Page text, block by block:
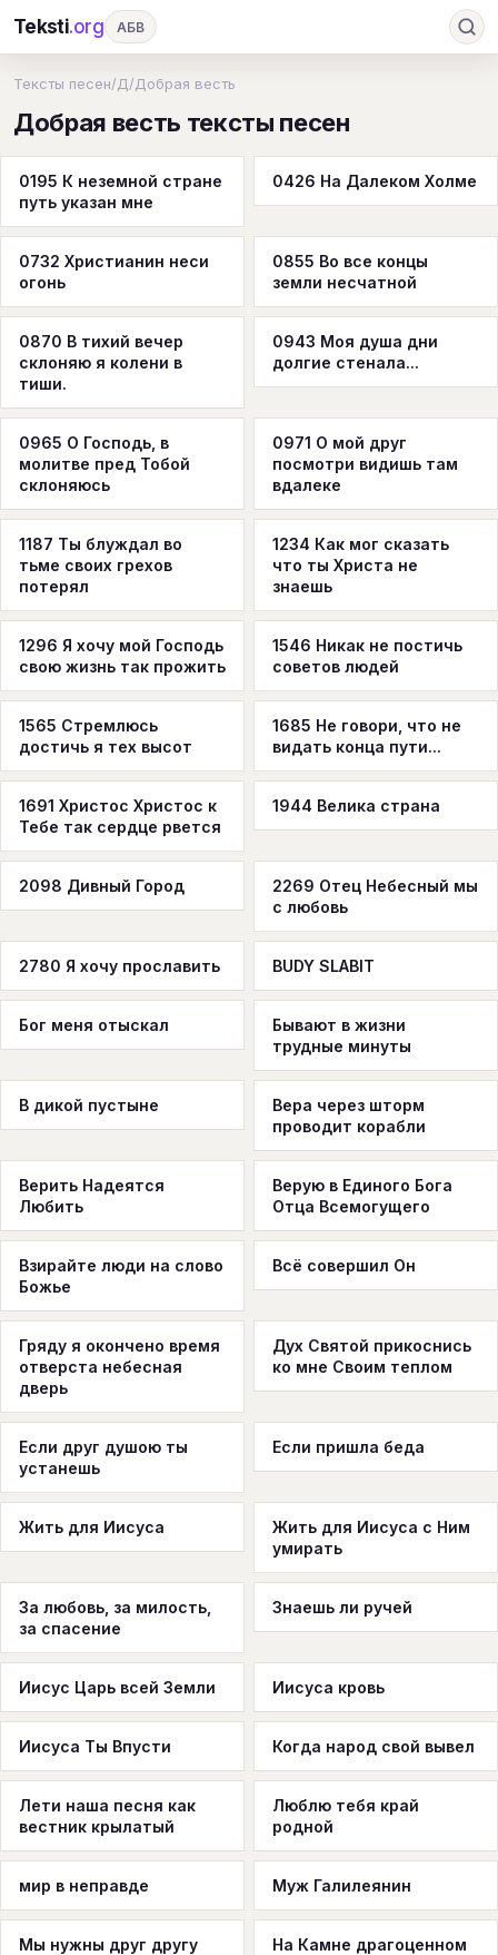
Teksti.org АБВ
И К Л М Н О
Т У Ф Х Ц Ч Ш Э Ю
Я En A C D E F G
H M
Z #
Тексты песен/Д/Добрая весть
Добрая весть тексты песен
0195 К неземной стране
путь указан мне
0426 На Далеком Холме
0732 Христианин неси
огонь
0855 Во все концы
земли несчатной
0870 В тихий вечер
склоняю я колени в
тиши.
0943 Моя душа дни
долгие стенала...
0965 О Господь, в
молитве пред Тобой
склоняюсь
0971 О мой друг
посмотри видишь там
вдалеке
1187 Ты блуждал во
тьме своих грехов
потерял
1234 Как мог сказать
что ты Христа не
знаешь
1296 Я хочу мой Господь
свою жизнь так прожить
1546 Никак не постичь
советов людей
1565 Стремлюсь
достичь я тех высот
1685 Не говори, что не
видать конца пути...
1691 Христос Христос к
Тебе так сердце рвется
1944 Велика страна
2098 Дивный Город
2269 Отец Небесный мы
с любовь
2780 Я хочу прославить BUDY SLABIT
Бог меня отыскал
Бывают в жизни
трудные минуты
В дикой пустыне
Вера через шторм
проводит корабли
Верить Надеятся
Любить
Верую в Единого Бога
Отца Всемогущего
Взирайте люди на слово
Божье
Всё совершил Он
Гряду я окончено время
отверста небесная
дверь
Дух Святой прикоснись
ко мне Своим теплом
Если друг душою ты
устанешь
Если пришла беда
Жить для Иисуса
Жить для Иисуса с Ним
умирать
За любовь, за милость,
за спасение
Знаешь ли ручей
Иисус Царь всей Земли Иисуса кровь
Иисуса Ты Впусти Когда народ свой вывел
Лети наша песня как
вестник крылатый
Люблю тебя край
родной
мир в неправде Муж Галилеянин
Мы нужны друг другу
На Камне драгоценном